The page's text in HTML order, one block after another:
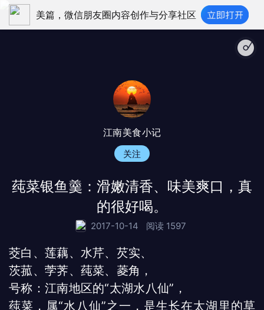
美篇，微信朋友圈内容创作与分享社区
江南美食小记
关注
莼菜银鱼羹：滑嫩清香、味美爽口，真
的很好喝。
2017-10-14 阅读 1597
茭白、莲藕、水芹、芡实、
茨菰、茡荠、莼菜、菱角，
号称：江南地区的“太湖水八仙”，
莼菜，属“水八仙”之一，是生长在太湖里的草
江南夜色 -